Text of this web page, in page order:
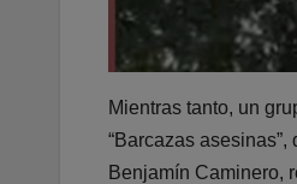
Mientras tanto, un
“Barcazas
Benjamín Caminero,